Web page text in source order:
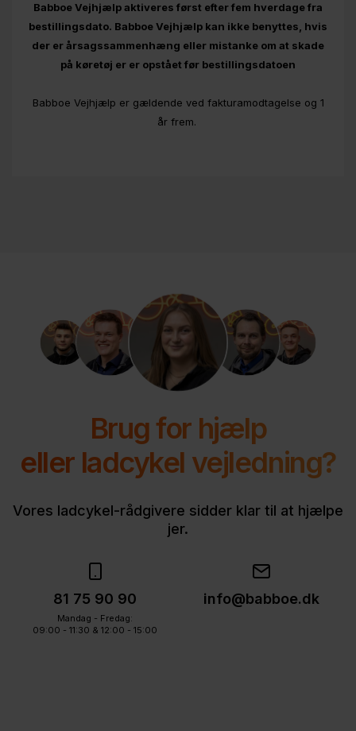
Babboe Vejhjælp aktiveres først efter fem hverdage fra
bestillingsdato. Babboe Vejhjælp kan ikke benyttes, hvis
der er årsagssammenhæng eller mistanke om at skade
på køretøj er er opstået før bestillingsdatoen
Babboe Vejhjælp er gældende ved fakturamodtagelse og 1
år frem.
Brug for hjælp
eller ladcykel vejledning?
Vores ladcykel-rådgivere sidder klar til at hjælpe
jer.
81 75 90 90
Mandag - Fredag:
09:00 - 11:30 & 12:00 - 15:00
info@babboe.dk